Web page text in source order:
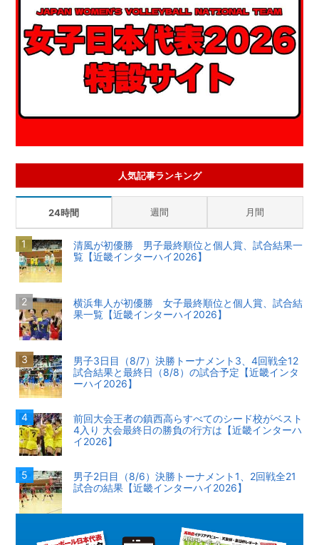
人気記事ランキング
24時間 週間 月間
清風が初優勝 男子最終順位と個人賞、試合結果一
覧【近畿インターハイ2026】
横浜隼人が初優勝 女子最終順位と個人賞、試合結
果一覧【近畿インターハイ2026】
男子3日目（8/7）決勝トーナメント3、4回戦全12
試合結果と最終日（8/8）の試合予定【近畿インタ
ーハイ2026】
前回大会王者の鎮西高らすべてのシード校がベスト
4入り 大会最終日の勝負の行方は【近畿インターハ
イ2026】
男子2日目（8/6）決勝トーナメント1、2回戦全21
試合の結果【近畿インターハイ2026】